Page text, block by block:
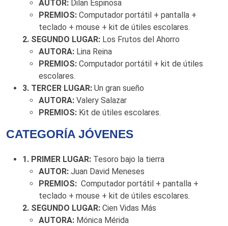
AUTOR: Dilan Espinosa
PREMIOS: Computador portátil + pantalla +
teclado + mouse + kit de útiles escolares.
2. SEGUNDO LUGAR: Los Frutos del Ahorro
AUTORA: Lina Reina
PREMIOS: Computador portátil + kit de útiles
escolares.
3. TERCER LUGAR: Un gran sueño
AUTORA: Valery Salazar
PREMIOS: Kit de útiles escolares.
CATEGORÍA JÓVENES
1. PRIMER LUGAR: Tesoro bajo la tierra
AUTOR: Juan David Meneses
PREMIOS: Computador portátil + pantalla +
teclado + mouse + kit de útiles escolares.
2. SEGUNDO LUGAR: Cien Vidas Más
AUTORA: Mónica Mérida